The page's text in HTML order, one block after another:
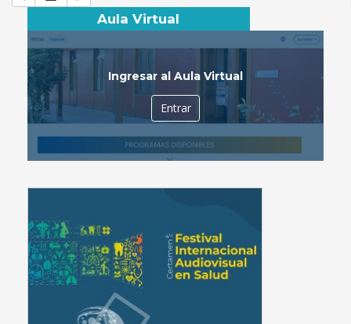
Aula Virtual
Ingresar al Aula Virtual
Entrar